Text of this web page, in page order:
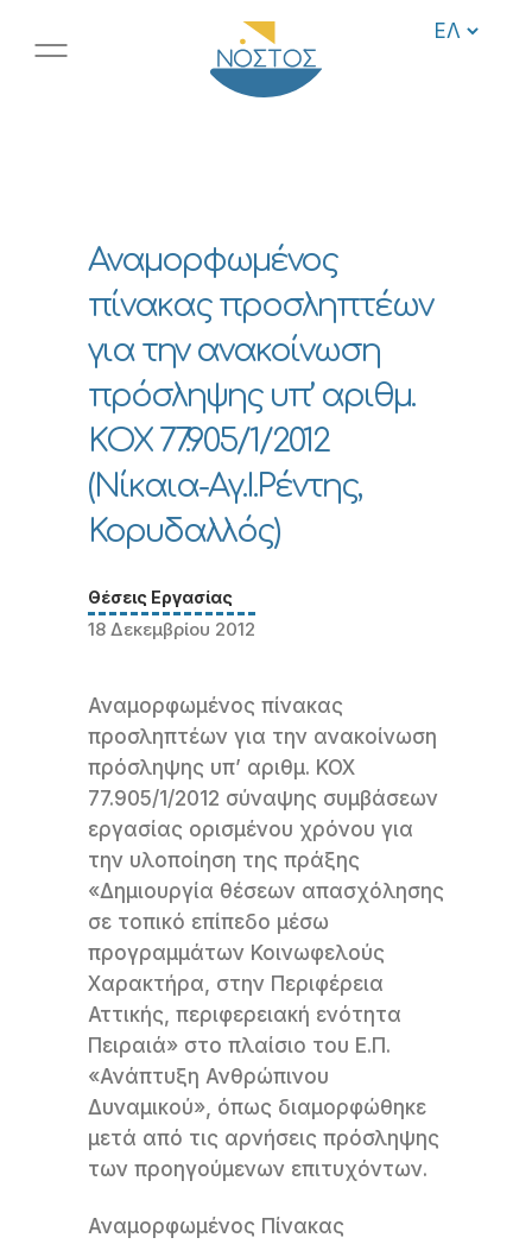
Αναμορφωμένος
πίνακας προσληπτέων
για την ανακοίνωση
πρόσληψης υπ’ αριθμ.
ΚΟΧ 77.905/1/2012
(Νίκαια-Αγ.Ι.Ρέντης,
Κορυδαλλός)
Θέσεις Εργασίας
18 Δεκεμβρίου 2012
Αναμορφωμένος πίνακας
προσληπτέων για την ανακοίνωση
πρόσληψης υπ’ αριθμ. ΚΟΧ
77.905/1/2012 σύναψης συμβάσεων
εργασίας ορισμένου χρόνου για
την υλοποίηση της πράξης
«Δημιουργία θέσεων απασχόλησης
σε τοπικό επίπεδο μέσω
προγραμμάτων Κοινωφελούς
Χαρακτήρα, στην Περιφέρεια
Αττικής, περιφερειακή ενότητα
Πειραιά» στο πλαίσιο του Ε.Π.
«Ανάπτυξη Ανθρώπινου
Δυναμικού», όπως διαμορφώθηκε
μετά από τις αρνήσεις πρόσληψης
των προηγούμενων επιτυχόντων.
Αναμορφωμένος Πίνακας